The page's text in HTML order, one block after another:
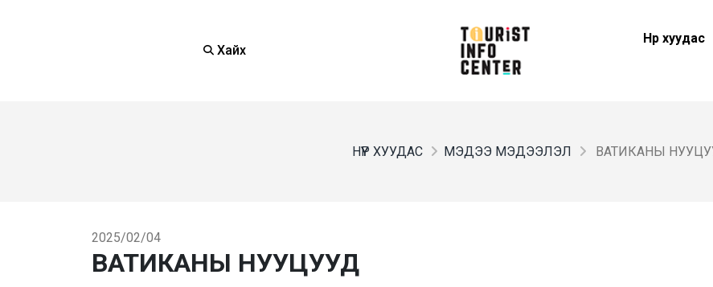
Хайх
Нүүр хуудас
НҮҮР ХУУДАС МЭДЭЭ МЭДЭЭЛЭЛ ВАТИКАНЫ
2025/02/04
ВАТИКАНЫ НУУЦУУД